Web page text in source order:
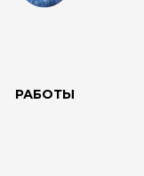
РАБОТЫ